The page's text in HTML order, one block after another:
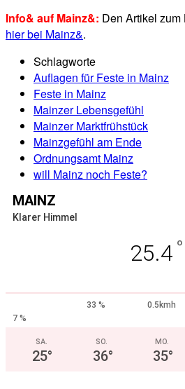
Info& auf Mainz&: Den Artikel
hier bei Mainz&.
Schlagworte
Auflagen für Feste in Mainz
Feste in Mainz
Mainzer Lebensgefühl
Mainzer Marktfrühstück
Mainzgefühl am Ende
Ordnungsamt Mainz
will Mainz noch Feste?
MAINZ
Klarer Himmel
25.4 °
33 %
0.5kmh
7 %
SA.
25°
SO.
36°
MO.
35°